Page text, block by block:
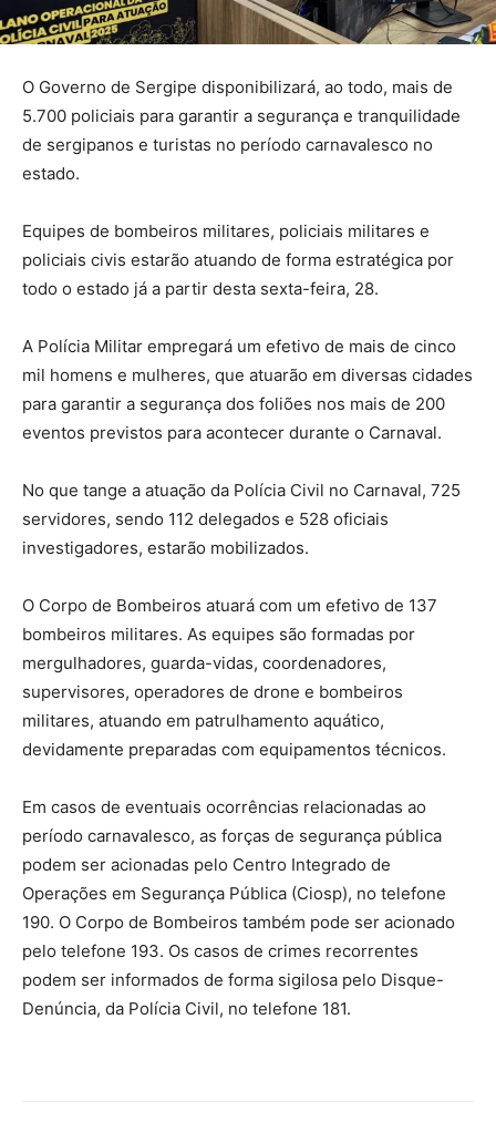
O Governo de Sergipe disponibilizará, ao todo, mais de
5.700 policiais para garantir a segurança e tranquilidade
de sergipanos e turistas no período carnavalesco no
estado.
Equipes de bombeiros militares, policiais militares e
policiais civis estarão atuando de forma estratégica por
todo o estado já a partir desta sexta-feira, 28.
A Polícia Militar empregará um efetivo de mais de cinco
mil homens e mulheres, que atuarão em diversas cidades
para garantir a segurança dos foliões nos mais de 200
eventos previstos para acontecer durante o Carnaval.
No que tange a atuação da Polícia Civil no Carnaval, 725
servidores, sendo 112 delegados e 528 oficiais
investigadores, estarão mobilizados.
O Corpo de Bombeiros atuará com um efetivo de 137
bombeiros militares. As equipes são formadas por
mergulhadores, guarda-vidas, coordenadores,
supervisores, operadores de drone e bombeiros
militares, atuando em patrulhamento aquático,
devidamente preparadas com equipamentos técnicos.
Em casos de eventuais ocorrências relacionadas ao
período carnavalesco, as forças de segurança pública
podem ser acionadas pelo Centro Integrado de
Operações em Segurança Pública (Ciosp), no telefone
190. O Corpo de Bombeiros também pode ser acionado
pelo telefone 193. Os casos de crimes recorrentes
podem ser informados de forma sigilosa pelo Disque-
Denúncia, da Polícia Civil, no telefone 181.